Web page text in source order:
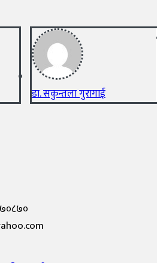
डा. सकुन्तला गुरागाई